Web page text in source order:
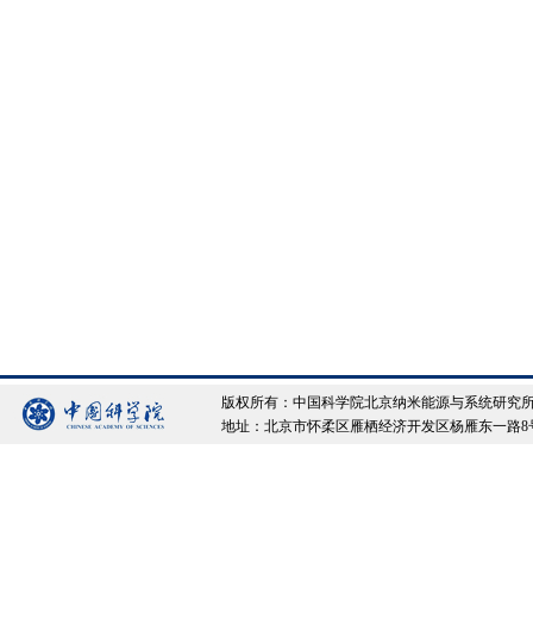
版权所有：中国科学院北京纳米能源与系统研究
地址：北京市怀柔区雁栖经济开发区杨雁东一路8